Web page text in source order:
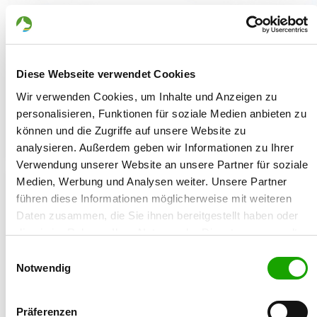
Diese Webseite verwendet Cookies
Wir verwenden Cookies, um Inhalte und Anzeigen zu
personalisieren, Funktionen für soziale Medien anbieten zu
können und die Zugriffe auf unsere Website zu
analysieren. Außerdem geben wir Informationen zu Ihrer
Verwendung unserer Website an unsere Partner für soziale
Medien, Werbung und Analysen weiter. Unsere Partner
führen diese Informationen möglicherweise mit weiteren
Daten zusammen, die Sie ihnen bereitgestellt haben oder
die sie im Rahmen Ihrer Nutzung der Dienste gesammelt
Sie unsere Webseite weiterhin nutzen.
Notwendig
Präferenzen
data base of the Verein für
Deutsche Schäferhunde (SV)
e.V.
Overview of packages
You can individually put together
subscription